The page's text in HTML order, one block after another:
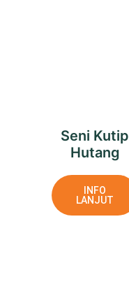
Seni Kutip
Hutang
INFO
LANJUT